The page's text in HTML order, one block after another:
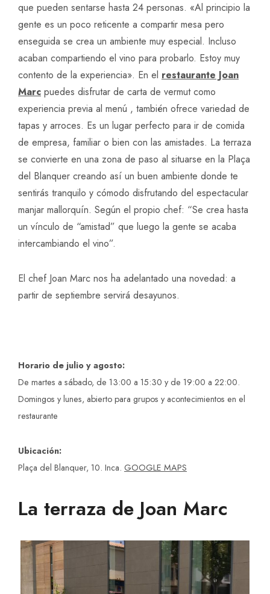
que pueden sentarse hasta 24 personas. «Al principio la
gente es un poco reticente a compartir mesa pero
enseguida se crea un ambiente muy especial. Incluso
acaban compartiendo el vino para probarlo. Estoy muy
contento de la experiencia». En el restaurante Joan
Marc puedes disfrutar de carta de vermut como
experiencia previa al menú , también ofrece variedad de
tapas y arroces. Es un lugar perfecto para ir de comida
de empresa, familiar o bien con las amistades. La terraza
se convierte en una zona de paso al situarse en la Plaça
del Blanquer creando así un buen ambiente donde te
sentirás tranquilo y cómodo disfrutando del espectacular
manjar mallorquín. Según el propio chef: “Se crea hasta
un vínculo de “amistad” que luego la gente se acaba
intercambiando el vino”.
El chef Joan Marc nos ha adelantado una novedad: a
partir de septiembre servirá desayunos.
Horario de julio y agosto:
De martes a sábado, de 13:00 a 15:30 y de 19:00 a 22:00.
Domingos y lunes, abierto para grupos y acontecimientos en el
restaurante
Ubicación:
Plaça del Blanquer, 10. Inca. GOOGLE MAPS
La terraza de Joan Marc